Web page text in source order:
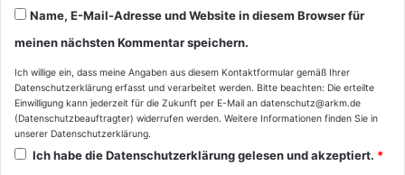
Name, E-Mail-Adresse und Website in diesem Browser für
meinen nächsten Kommentar speichern.
Ich willige ein, dass meine Angaben aus diesem Kontaktformular gemäß Ihrer
Datenschutzerklärung erfasst und verarbeitet werden. Bitte beachten: Die erteilte
Einwilligung kann jederzeit für die Zukunft per E-Mail an datenschutz@arkm.de
(Datenschutzbeauftragter) widerrufen werden. Weitere Informationen finden Sie in
unserer Datenschutzerklärung.
Ich habe dieDatenschutzerklärunggelesen und akzeptiert. *